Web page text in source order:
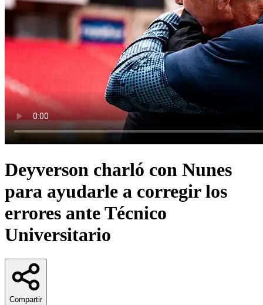
Deyverson charló con Nunes
para ayudarle a corregir los
errores ante Técnico
Universitario
Compartir